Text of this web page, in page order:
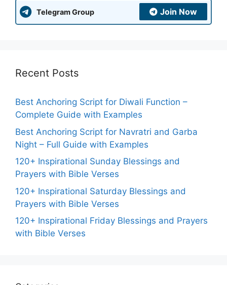
Telegram Group Join Now
Recent Posts
Best Anchoring Script for Diwali Function –
Complete Guide with Examples
Best Anchoring Script for Navratri and Garba
Night – Full Guide with Examples
120+ Inspirational Sunday Blessings and
Prayers with Bible Verses
120+ Inspirational Saturday Blessings and
Prayers with Bible Verses
120+ Inspirational Friday Blessings and Prayers
with Bible Verses